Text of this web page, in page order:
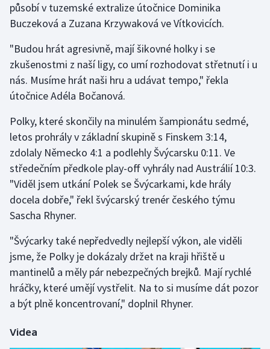
Házená
Jezdectví
Judo
Lezení
Lyže a snowboard
Moderní pětiboj
Motorsport
Olympijské hry
Parasport
Plavání
Plážový volejbal
působí v tuzemské extralize útočnice Dominika
Buczeková a Zuzana Krzywaková ve Vítkovicích.
"Budou hrát agresivně, mají šikovné holky i se
zkušenostmi z naší ligy, co umí rozhodovat střetnutí i u
nás. Musíme hrát naši hru a udávat tempo," řekla
útočnice Adéla Bočanová.
Polky, které skončily na minulém šampionátu sedmé,
letos prohrály v základní skupině s Finskem 3:14,
zdolaly Německo 4:1 a podlehly Švýcarsku 0:11. Ve
středečním předkole play-off vyhrály nad Austrálií 10:3.
"Viděl jsem utkání Polek se Švýcarkami, kde hrály
docela dobře," řekl švýcarský trenér českého týmu
Sascha Rhyner.
"Švýcarky také nepředvedly nejlepší výkon, ale viděli
jsme, že Polky je dokázaly držet na kraji hřiště u
mantinelů a měly pár nebezpečných brejků. Mají rychlé
hráčky, které umějí vystřelit. Na to si musíme dát pozor
a být plně koncentrovaní," doplnil Rhyner.
Videa